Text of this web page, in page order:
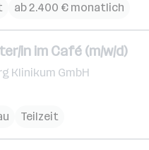
ab 2.400 € monatlich
in im Café (m/w/d)
Klinikum GmbH
Teilzeit